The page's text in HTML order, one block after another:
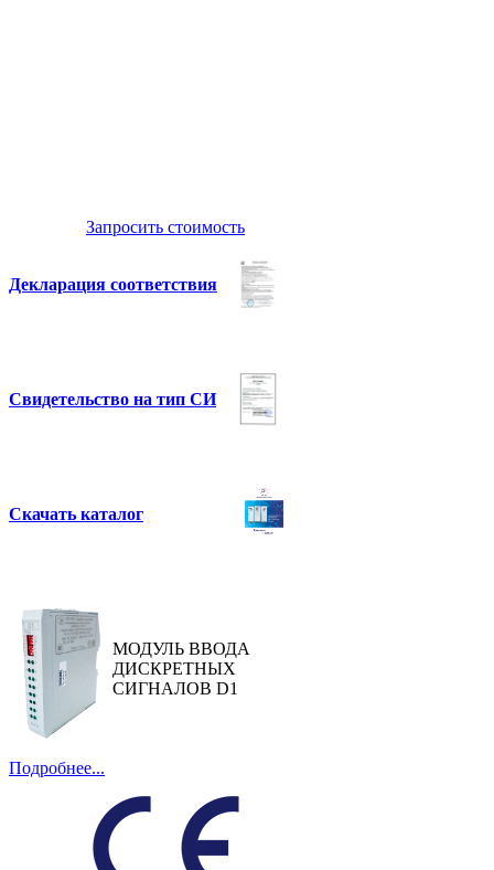
Запросить стоимость
Декларация соответствия
Свидетельство на тип СИ
Скачать каталог
МОДУЛЬ ВВОДА
ДИСКРЕТНЫХ
СИГНАЛОВ D1
Подробнее...